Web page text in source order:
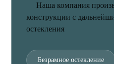
Наша компания
конструкции с
остекления
Безрамное остекление